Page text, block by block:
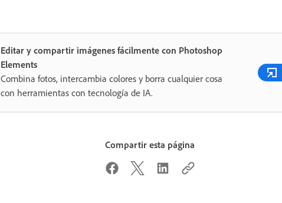
Editar y compartir imágenes fácilmente con Photoshop
Elements
Combina fotos, intercambia colores y borra cualquier cosa
con herramientas con tecnología de IA.
Compartir esta página